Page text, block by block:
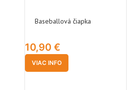
Baseballová čiapka
10,90 €
VIAC INFO